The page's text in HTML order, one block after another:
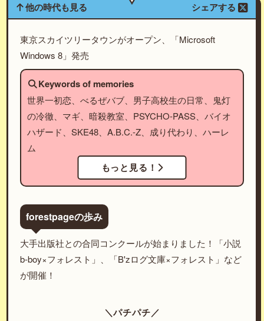
他の時代も見る シェアする
東京スカイツリータウンがオープン、「Microsoft
Windows 8」発売
Keywords of memories
世界一初恋、べるぜバブ、男子高校生の日常、鬼灯
の冷徹、マギ、暗殺教室、PSYCHO-PASS、バイオ
ハザード、SKE48、A.B.C.-Z、成り代わり、ハーレ
ム
もっと見る！
forestpageの歩み
大手出版社との合同コンクールが始まりました！「小説
b-boy×フォレスト」、「B'zログ文庫×フォレスト」など
が開催！
＼パチパチ／